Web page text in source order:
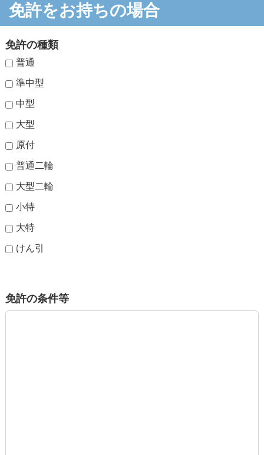
免許をお持ちの場合
免許の種類
普通
準中型
中型
大型
原付
普通二輪
大型二輪
小特
大特
けん引
免許の条件等